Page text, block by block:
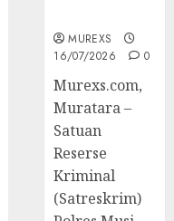
MUREXS
16/07/2026
0
Murexs.com,
Muratara –
Satuan
Reserse
Kriminal
(Satreskrim)